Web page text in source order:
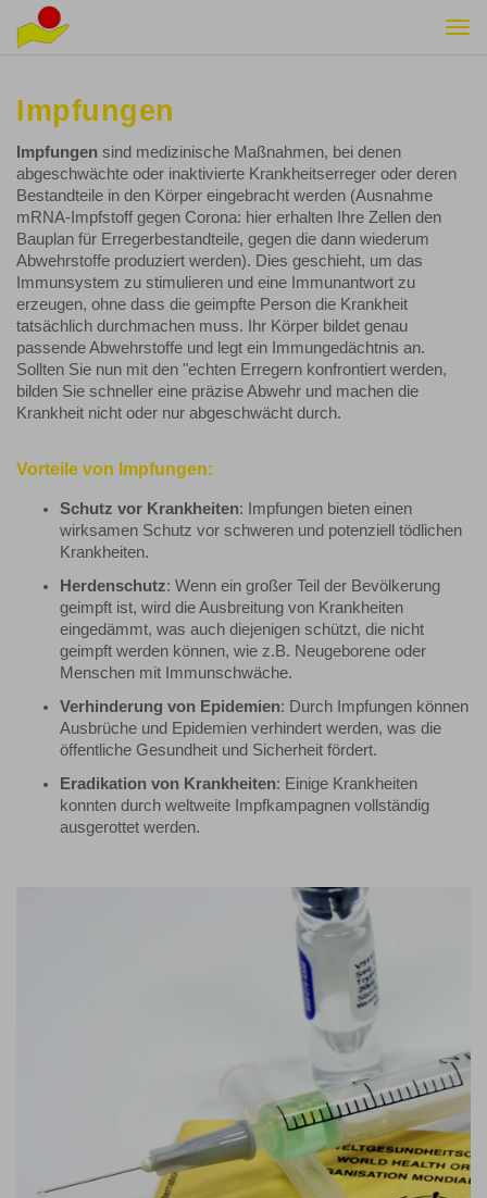
Impfungen
Impfungen sind medizinische Maßnahmen, bei denen
abgeschwächte oder inaktivierte Krankheitserreger oder deren
Bestandteile in den Körper eingebracht werden (Ausnahme
mRNA-Impfstoff gegen Corona: hier erhalten Ihre Zellen den
Bauplan für Erregerbestandteile, gegen die dann wiederum
Abwehrstoffe produziert werden). Dies geschieht, um das
Immunsystem zu stimulieren und eine Immunantwort zu
erzeugen, ohne dass die geimpfte Person die Krankheit
tatsächlich durchmachen muss. Ihr Körper bildet genau
passende Abwehrstoffe und legt ein Immungedächtnis an.
Sollten Sie nun mit den "echten Erregern konfrontiert werden,
bilden Sie schneller eine präzise Abwehr und machen die
Krankheit nicht oder nur abgeschwächt durch.
Vorteile von Impfungen:
Schutz vor Krankheiten: Impfungen bieten einen
wirksamen Schutz vor schweren und potenziell tödlichen
Krankheiten.
Herdenschutz: Wenn ein großer Teil der Bevölkerung
geimpft ist, wird die Ausbreitung von Krankheiten
eingedämmt, was auch diejenigen schützt, die nicht
geimpft werden können, wie z.B. Neugeborene oder
Menschen mit Immunschwäche.
Verhinderung von Epidemien: Durch Impfungen können
Ausbrüche und Epidemien verhindert werden, was die
öffentliche Gesundheit und Sicherheit fördert.
Eradikation von Krankheiten: Einige Krankheiten
konnten durch weltweite Impfkampagnen vollständig
ausgerottet werden.